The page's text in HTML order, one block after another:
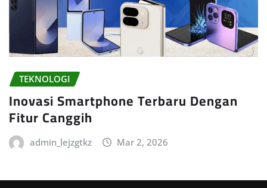
TEKNOLOGI
Inovasi Smartphone Terbaru Dengan
Fitur Canggih
admin_lejzgtkz Mar 2, 2026